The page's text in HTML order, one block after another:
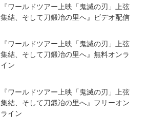
『ワールドツアー上映「鬼滅の刃」上弦
集結、そして刀鍛冶の里へ』ビデオ配信
『ワールドツアー上映「鬼滅の刃」上弦
集結、そして刀鍛冶の里へ』無料オンラ
イン
『ワールドツアー上映「鬼滅の刃」上弦
集結、そして刀鍛冶の里へ』フリーオン
ライン